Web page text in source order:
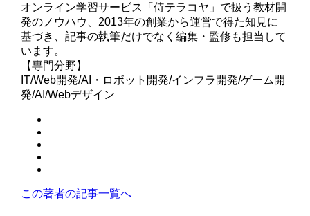
オンライン学習サービス「侍テラコヤ」で扱う教材開
発のノウハウ、2013年の創業から運営で得た知見に
基づき、記事の執筆だけでなく編集・監修も担当して
います。
【専門分野】
IT/Web開発/AI・ロボット開発/インフラ開発/ゲーム開
発/AI/Webデザイン
この著者の記事一覧へ